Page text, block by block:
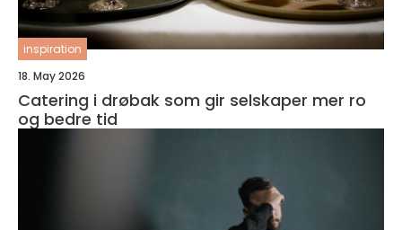
inspiration
18. May 2026
Catering i drøbak som gir selskaper mer ro
og bedre tid